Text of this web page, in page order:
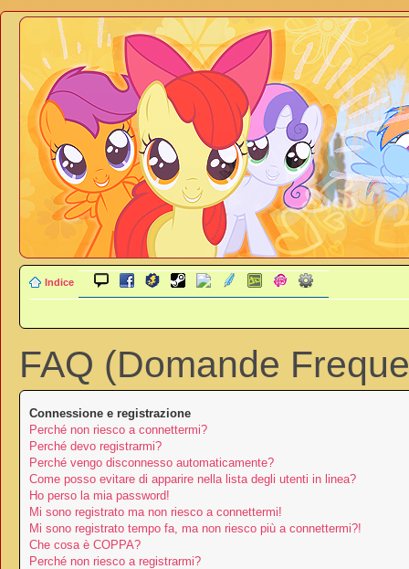
Indice
FAQ (Domande
Connessione e registrazione
Perché non riesco a connettermi?
Perché devo registrarmi?
Perché vengo disconnesso automaticamente?
Come posso evitare di apparire nella lista degli utenti in linea?
Ho perso la mia password!
Mi sono registrato ma non riesco a connettermi!
Mi sono registrato tempo fa, ma non riesco più a connettermi?!
Che cosa è COPPA?
Perché non riesco a registrarmi?